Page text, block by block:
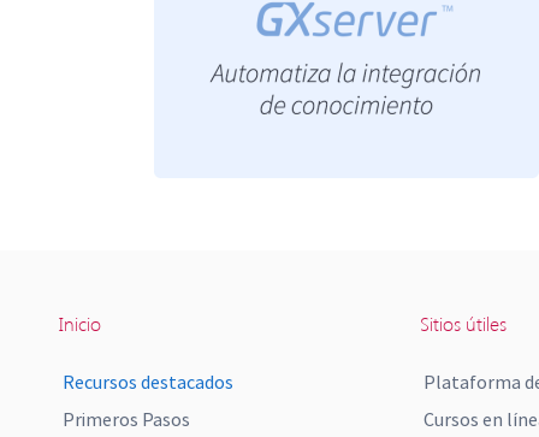
Inicio
Recursos destacados
Primeros Pasos
Sitios útiles
Plataforma
Cursos en